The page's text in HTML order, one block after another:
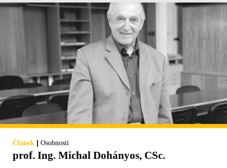
Článek | Osobnosti
prof. Ing. Michal Dohányos, CSc.